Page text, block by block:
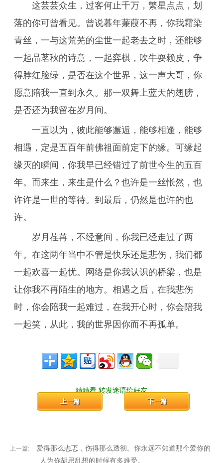
这芸芸众生，过客何止千万，繁星点点，划
落的你可曾看见。曾说暮年蒹葭不再，你我霜染
青丝，一与这荒芜的尘世一起老去之时，还能够
一起品茗秋的诗意，一起弈棋，吹牛耍赖皮，争
得脖红脸绿，是否在这个世界，这一声大哥，你
愿意陪我一直到永久。那一双舞上蓝天的翅膀，
是否还为我留在岁月间。
一直以为，彼此能够邂逅，能够相逢，能够
相遇，定是五百年前佛祖面前定下的缘。可缘起
缘灭的瞬间，你我早已经错过了前世今生的五百
年。而来生，来生是什么？也许是一丝怅然，也
许许是一世的等待。到最后，仍然是也许的也
许。
岁月荏苒，不经意间，你我已经走过了两
年。在这两年当中不管是快乐还是悲伤，我们都
一起欢喜一起忧。网络是你我认识的桥梁，也是
让你我不再陌生的地方。相遇之后，在我悲伤
时，你会陪我一起难过，在我开心时，你会陪我
一起笑，从此，我的世界因你而不再孤单。
猜猜看,转发迷语给好友
上一篇:
爱得那么忐忑，伤得那么透彻。你永远不知道那个爱你的
人为你胡思乱想的时候有多难受。
上一篇 下一篇